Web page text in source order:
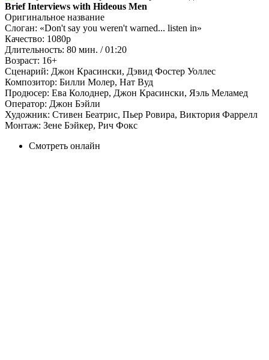
Brief Interviews with Hideous Men
Оригинальное название
Слоган: «Don't say you weren't warned... listen in»
Качество: 1080p
Длительность: 80 мин. / 01:20
Возраст: 16+
Сценарий: Джон Красински, Дэвид Фостер Уоллес
Композитор: Билли Молер, Нат Вуд
Продюсер: Ева Колоднер, Джон Красински, Яэль Меламед
Оператор: Джон Бэйли
Художник: Стивен Беатрис, Пьер Ровира, Виктория Фаррелл
Монтаж: Зене Бэйкер, Рич Фокс
Смотреть онлайн